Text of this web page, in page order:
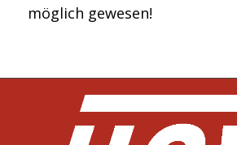
möglich gewesen!